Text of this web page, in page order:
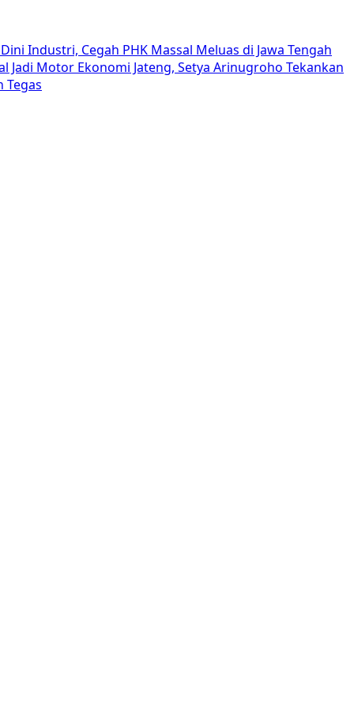
Industri, Cegah PHK Massal Meluas di Jawa Tengah
Jadi Motor Ekonomi Jateng, Setya Arinugroho Tekankan
Tegas